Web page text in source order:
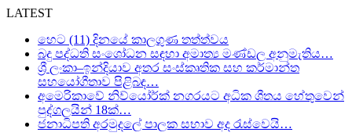
LATEST
හෙට (11) දිනයේ කාලගුණ තත්ත්වය
බදු පද්ධති සංශෝධන සඳහා අමාත්‍ය මණ්ඩල අනුමැතිය…
ශ්‍රී ලංකා–ඉන්දියාව අතර සංස්කෘතික සහ කර්මාන්ත
සහයෝගීතාව පිළිබඳ…
අමෙරිකාවේ නිව්යෝර්ක් නගරයට අධික ශීතය හේතුවෙන්
පුද්ගලයින් 18ක්…
ජනාධිපති අරමුදලේ පාලක සභාව අද රැස්වෙයි…